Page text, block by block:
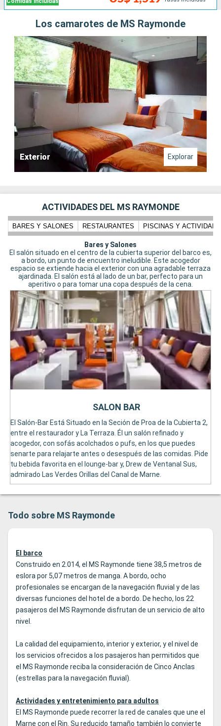
Los camarotes de MS Raymonde
Exterior Explorar
ACTIVIDADES DEL MS RAYMONDE
BARES Y SALONES RESTAURANTES PISCINAS Y
Bares y Salones
El salón situado en el centro de la cubierta superior del barco es,
a bordo, un punto de encuentro ineludible. Este acogedor
espacio se extiende hacia el exterior con una agradable terraza
ajardinada. El salón está al lado de un bar, perfecto para un
aperitivo o para tomar una copa después de la cena.
El Salón-Bar Está Situado en la Seción de Proa de la Cubierta 2,
entre el restaurador y La Terraza. Él un salón refinado y
acogedor, con sofás acolchados o pufs, en los que puedes
senarte para relajarte antes o desespués de las comidas. Pide
tu bebida favorita en el lounge-bar y, Drew de Ventanal Sus,
admirado Las Verdes Orillas del Canal de Marne.
SALON BAR
Todo sobre MS Raymonde
El barco
Construido en 2.014, el MS Raymonde tiene 38,5 metros de
eslora por 5,07 metros de manga. A bordo, ocho
profesionales se encargan de la navegación fluvial y de las
diversas funciones del hotel de a bordo. De hecho, los 22
pasajeros del MS Raymonde disfrutan de un servicio de alto
nivel.
La calidad del equipamiento, interior y exterior, y el nivel de
los servicios ofrecidos a los pasajeros han permitidos que
el MS Raymonde reciba la consideración de Cinco Anclas
(estrellas para la navegación fluvial).
Actividades y entretenimiento para adultos
El MS Raymonde puede recorrer la red de canales que une el
Marne con el Rin. Su reducido tamaño también lo convierte